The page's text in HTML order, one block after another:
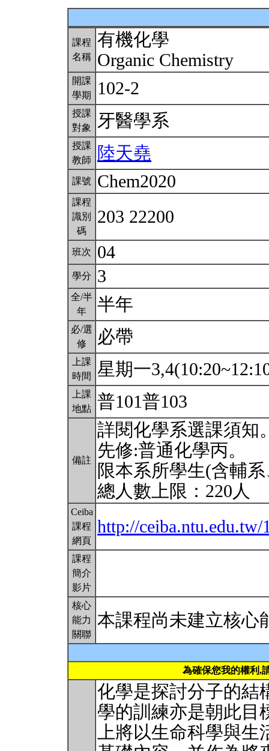
課程
名稱
有機化學
Organic Chemistry
開課
學期
102-2
授課
對象
牙醫學系
授課
教師
陸天堯
課號 Chem2020
課程
識別
碼
203 22200
班次 04
學分 3
全/半
年
半年
必/選
修
必帶
上課
時間
星期一
上課
地點 普101普103
備註
詳閱化學系選課須知
先修:普通化學丙。
限本系所學生(含輔
總人數上限：220人
Ceiba
課程
網頁
http://ceiba.ntu.edu.tw/
課程
簡介
影片
核心
能力
關聯
本課程尚未建立核心
為確保您我的權利,
化學是探討分子的結
學的訓練亦是朝此目
上將以生命科學與生